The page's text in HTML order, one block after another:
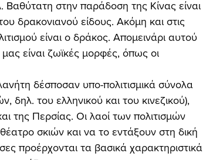
στην παράδοση της Κίνας είναι
δρακονιανού είδους. Ακόμη και στις
είναι ο δράκος. Απομεινάρι αυτού
είναι ζωϊκές μορφές, όπως οι
δηλ. του ελληνικού και του κινεζικού),
της Περσίας. Οι λαοί των πολιτισμών
σκιών και να το εντάξουν στη δική
προέρχονται τα βασικά χαρακτηριστικά